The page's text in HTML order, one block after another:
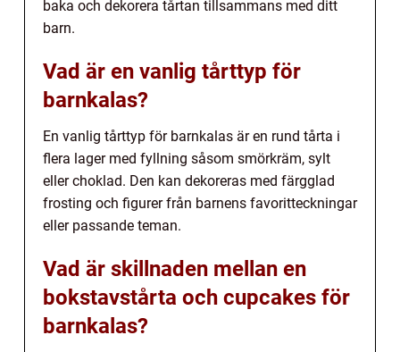
baka och dekorera tårtan tillsammans med ditt
barn.
Vad är en vanlig tårttyp för
barnkalas?
En vanlig tårttyp för barnkalas är en rund tårta i
flera lager med fyllning såsom smörkräm, sylt
eller choklad. Den kan dekoreras med färgglad
frosting och figurer från barnens favoritteckningar
eller passande teman.
Vad är skillnaden mellan en
bokstavstårta och cupcakes för
barnkalas?